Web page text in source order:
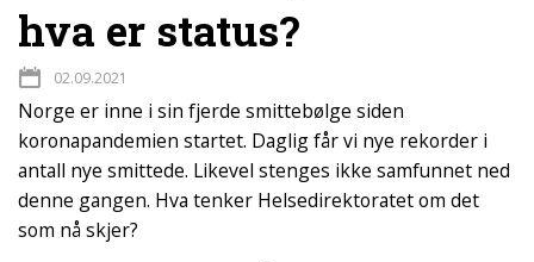
hva er status?
02.09.2021
Norge er inne i sin fjerde smittebølge siden
koronapandemien startet. Daglig får vi nye rekorder i
antall nye smittede. Likevel stenges ikke samfunnet ned
denne gangen. Hva tenker Helsedirektoratet om det
som nå skjer?